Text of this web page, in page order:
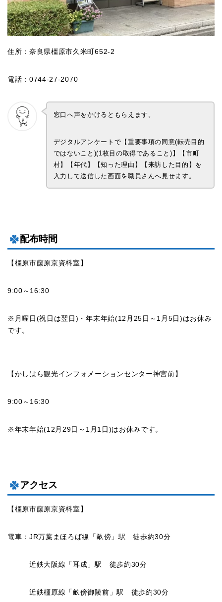
住所：奈良県橿原市久米町652-2
電話：0744-27-2070
窓口へ声をかけるともらえます。
デジタルアンケートで【重要事項の同意(転売目的
ではないこと)(1枚目の取得であること)】【市町
村】【年代】【知った理由】【来訪した目的】を
入力して送信した画面を職員さんへ見せます。
配布時間
【橿原市藤原京資料室】
9:00～16:30
※月曜日(祝日は翌日)・年末年始(12月25日～1月5日)はお休み
です。
【かしはら観光インフォメーションセンター神宮前】
9:00～16:30
※年末年始(12月29日～1月1日)はお休みです。
アクセス
【橿原市藤原京資料室】
電車：JR万葉まほろば線「畝傍」駅 徒歩約30分
近鉄大阪線「耳成」駅 徒歩約30分
近鉄橿原線「畝傍御陵前」駅 徒歩約30分